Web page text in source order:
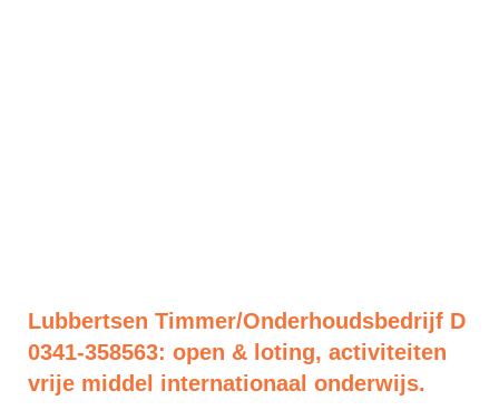
Lubbertsen Timmer/Onderhoudsbedrijf D
0341-358563: open & loting, activiteiten
vrije middel internationaal onderwijs.